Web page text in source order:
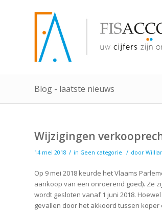
Blog - laatste nieuws
Wijzigingen
14 mei 2018 / in Geen categorie / door
Op 9 mei 2018 keurde het Vlaams
aankoop van een onroerend goed). Ze
wordt gesloten vanaf 1 juni 2018.
gevallen door het akkoord tussen